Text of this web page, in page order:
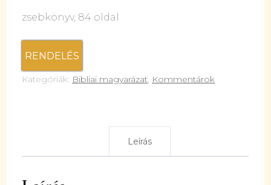
zsebkönyv, 84 oldal
RENDELÉS
Kategóriák: Bibliai magyarázat, Kommentárok
Leírás